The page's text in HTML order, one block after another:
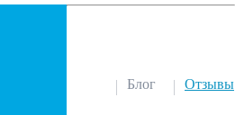
Отзывы
Блог